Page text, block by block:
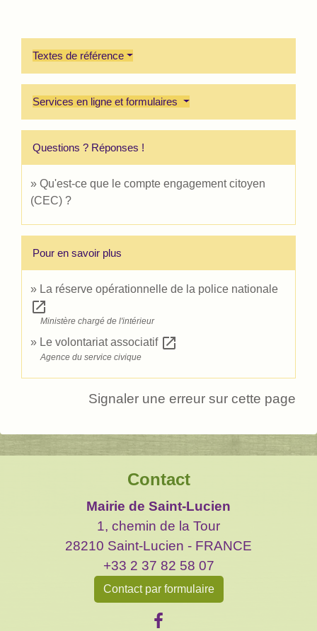
Textes de référence
Services en ligne et formulaires
Questions ? Réponses !
Qu'est-ce que le compte engagement citoyen
(CEC) ?
Pour en savoir plus
La réserve opérationnelle de la police nationale
open_in_new
Ministère chargé de l'intérieur
Le volontariat associatif open_in_new
Agence du service civique
Signaler une erreur sur cette page
Contact
Mairie de Saint-Lucien
1, chemin de la Tour
28210 Saint-Lucien - FRANCE
+33 2 37 82 58 07
Contact par formulaire